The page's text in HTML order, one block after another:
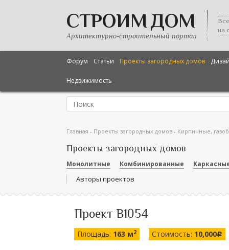
СТРОИМ ДОМ
Архитектурно-строительный портал
на
Форум Статьи Проекты загородных домов
Недвижимость
Главная - Проекты загородных домов - Кирпичные,
Проекты загородных домов
Монолитные Комбинированные
Авторы проектов
Проект В1054
Площадь: 163 м2 Стоимость: 10,000c